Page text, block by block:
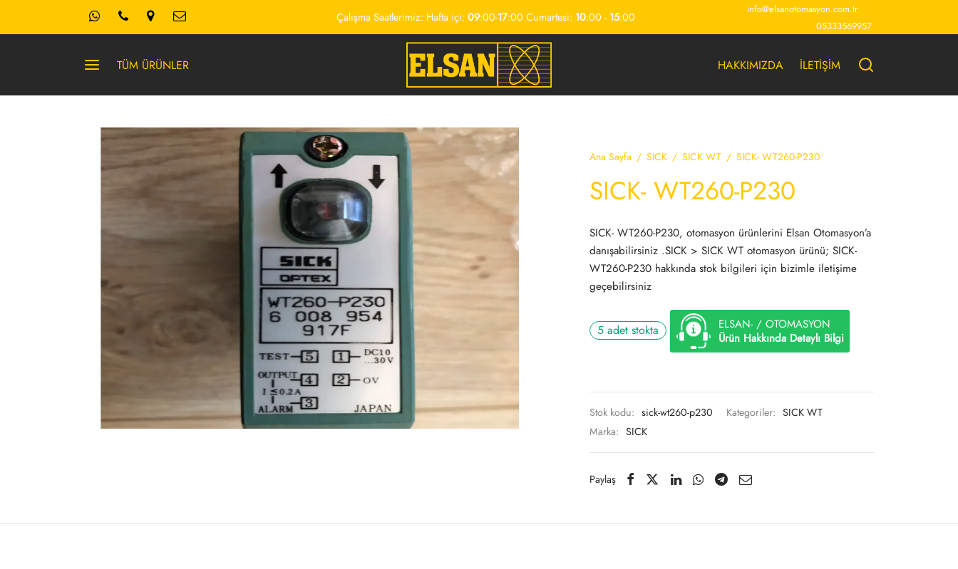
Çalışma Saatlerimiz: Hafta içi: 09:00-17:00 Cumartesi: 10:00 - 15:00
info@elsanotomasyon.com.tr
05333569957
TÜM ÜRÜNLER HAKKIMIZDA İLETİŞİM
Ana Sayfa / SICK / SICK WT / SICK- WT260-P230
SICK- WT260-P230
SICK- WT260-P230, otomasyon ürünlerini Elsan Otomasyon’a
danışabilirsiniz .SICK > SICK WT otomasyon ürünü; SICK-
WT260-P230 hakkında stok bilgileri için bizimle iletişime
geçebilirsiniz
5 adet stokta
ELSAN- / OTOMASYON
Ürün Hakkında Detaylı Bilgi
Stok kodu: sick-wt260-p230 Kategoriler: SICK WT
Marka: SICK
Paylaş